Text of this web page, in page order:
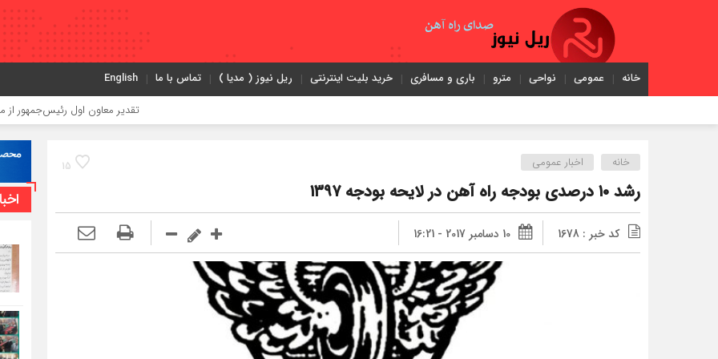
خانه عمومی نواحی مترو باری و مسافری خرید بلیت اینترنتی ریل نیوز ( مدیا ) تماس با ما English
تقدیر معاون اول رئیس‌جمهور از مدیرعامل
15 خانه اخبار عمومی
رشد ۱۰ درصدی بودجه راه آهن در لایحه بودجه ۱۳۹۷
کد خبر : 1678 10 دسامبر 2017 - 16:21